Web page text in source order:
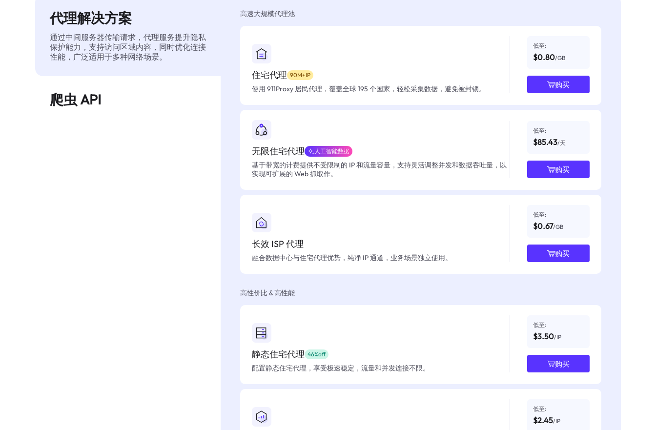
代理解决方案
通过中间服务器传输请求，代理服务提升隐私
保护能力，支持访问区域内容，同时优化连接
性能，广泛适用于多种网络场景。
爬虫 API
高速大规模代理池
住宅代理 90M+IP
使用 911Proxy 居民代理，覆盖全球 195 个国家，轻松采集数据，避免被封锁。
低至:
$0.80/GB
购买
无限住宅代理 人工智能数据
基于带宽的计费提供不受限制的 IP 和流量容量，支持灵活调整并发和数据吞吐量，以
实现可扩展的 Web 抓取作。
低至:
$85.43/天
购买
长效 ISP 代理
融合数据中心与住宅代理优势，纯净 IP 通道，业务场景独立使用。
低至:
$0.67/GB
购买
高性价比 & 高性能
静态住宅代理 46%off
配置静态住宅代理，享受极速稳定，流量和并发连接不限。
低至:
$3.50/IP
购买
低至:
$2.45/IP